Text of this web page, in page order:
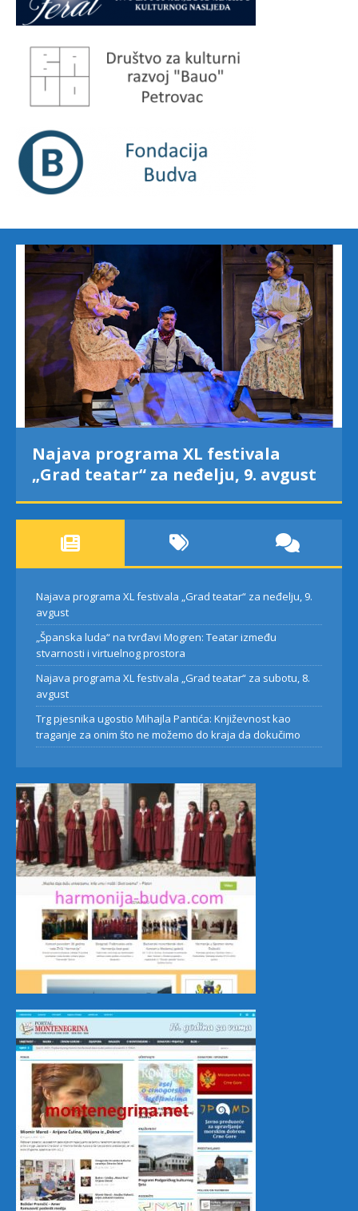
Najava programa XL festivala
„Grad teatar“ za neđelju, 9. avgust
Najava programa XL festivala „Grad teatar“ za neđelju, 9.
avgust
„Španska luda“ na tvrđavi Mogren: Teatar između
stvarnosti i virtuelnog prostora
Najava programa XL festivala „Grad teatar“ za subotu, 8.
avgust
Trg pjesnika ugostio Mihajla Pantića: Književnost kao
traganje za onim što ne možemo do kraja da dokučimo